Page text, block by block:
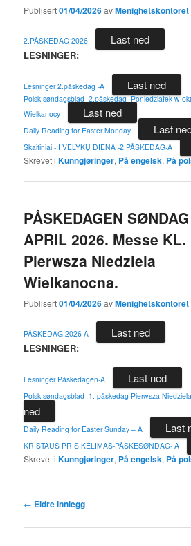
Publisert01/04/2026avMenighetskontoret
2.PÅSKEDAG 2026 Last ned
LESNINGER:
Lesninger 2.påskedag -A Last ned
Polsk søndagsblad -2.påskedag -Poniedziałek w
Wielkanocy
Last ned
Daily Reading for Easter Monday Last
Skaitiniai -II VELYKŲ DIENA -2.PÅSKEDAG-A
Skrevet i Kunngjøringer, På engelsk, På
PÅSKEDAGEN
APRIL 2026. Messe KL.
Pierwsza Niedziela
Wielkanocna.
Publisert01/04/2026avMenighetskontoret
PÅSKEDAG 2026-A Last ned
LESNINGER:
Lesninger Påskedagen-A Last ned
Polsk søndagsblad -1. påskedag-Pierwsza
ned
Daily Reading for Easter Sunday – A Last
KRISTAUS PRISIKĖLIMAS-PÅSKESØNDAG- A
Skrevet i Kunngjøringer, På engelsk, På
Innleggsnavigasjon
← Eldre innlegg